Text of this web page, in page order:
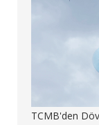
TCMB'den